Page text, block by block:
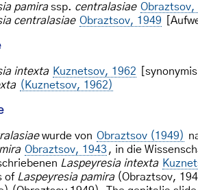
pamirassp. centralasiae Obraztsov,
centralasiae Obraztsov, 1949
intexta Kuznetsov, 1962
(Kuznetsov, 1962)
wurde von Obraztsov (1949)
Obraztsov, 1943 , in die
Laspeyresia intexta
of Laspeyresia pamira(Obraztsov,